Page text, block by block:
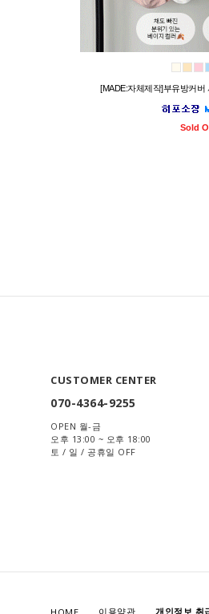
[MADE:자체제작]부유방커
Sold
CUSTOMER CENTER
070-4364-9255
OPEN 월-금
오후 13:00 ~ 오후 18:00
토 / 일 / 공휴일 OFF